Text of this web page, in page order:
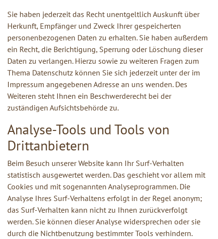
Sie haben jederzeit das Recht unentgeltlich Auskunft über
Herkunft, Empfänger und Zweck Ihrer gespeicherten
personenbezogenen Daten zu erhalten. Sie haben außerdem
ein Recht, die Berichtigung, Sperrung oder Löschung dieser
Daten zu verlangen. Hierzu sowie zu weiteren Fragen zum
Thema Datenschutz können Sie sich jederzeit unter der im
Impressum angegebenen Adresse an uns wenden. Des
Weiteren steht Ihnen ein Beschwerderecht bei der
zuständigen Aufsichtsbehörde zu.
Analyse-Tools und Tools von
Drittanbietern
Beim Besuch unserer Website kann Ihr Surf-Verhalten
statistisch ausgewertet werden. Das geschieht vor allem mit
Cookies und mit sogenannten Analyseprogrammen. Die
Analyse Ihres Surf-Verhaltens erfolgt in der Regel anonym;
das Surf-Verhalten kann nicht zu Ihnen zurückverfolgt
werden. Sie können dieser Analyse widersprechen oder sie
durch die Nichtbenutzung bestimmter Tools verhindern.